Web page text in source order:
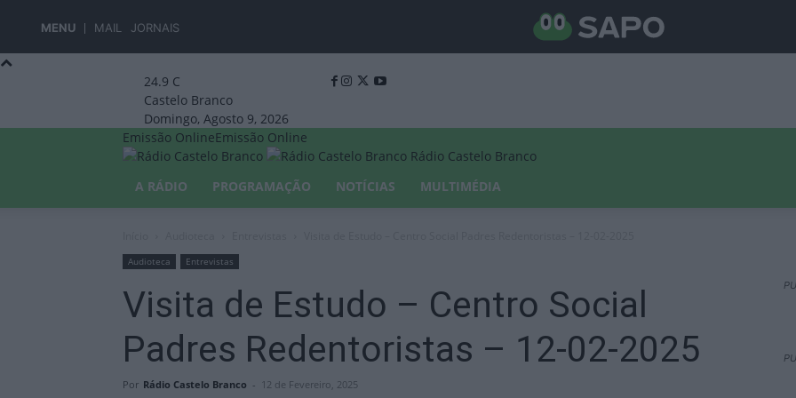
MENU MAIL JORNAIS
24.9 C
Castelo Branco
Domingo, Agosto 9, 2026
Emissão OnlineEmissão Online
Rádio Castelo Branco
A RÁDIO
PROGRAMAÇÃO NOTÍCIAS MULTIMÉDIA
Audioteca Entrevistas
Visita de Estudo – Centro Social
Padres Redentoristas – 12-02-2025
Por Rádio Castelo Branco - 12 de Fevereiro, 2025